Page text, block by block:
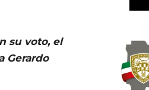
su voto, el
Gerardo